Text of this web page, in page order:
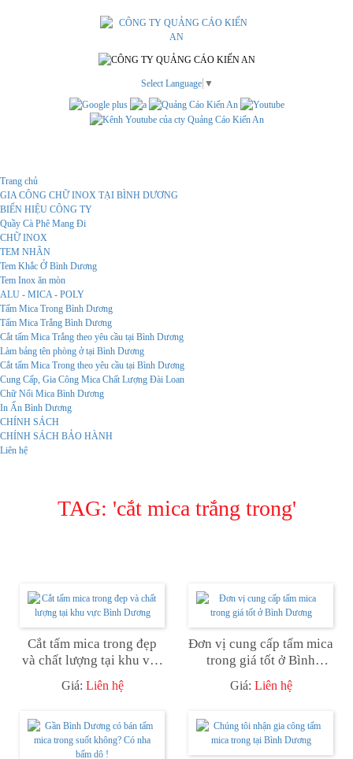
Select Language ▼
Trang chủ
GIA CÔNG CHỮ INOX TẠI BÌNH DƯƠNG
BIỂN HIỆU CÔNG TY
Quầy Cà Phê Mang Đi
CHỮ INOX
TEM NHÃN
Tem Khắc Ở Bình Dương
Tem Inox ăn mòn
ALU - MICA - POLY
Tấm Mica Trong Bình Dương
Tấm Mica Trắng Bình Dương
Cắt tấm Mica Trắng theo yêu cầu tại Bình Dương
Làm bảng tên phòng ở tại Bình Dương
Cắt tấm Mica Trong theo yêu cầu tại Bình Dương
Cung Cấp, Gia Công Mica Chất Lượng Đài Loan
Chữ Nổi Mica Bình Dương
In Ấn Bình Dương
CHÍNH SÁCH
CHÍNH SÁCH BẢO HÀNH
Liên hệ
TAG: 'cắt mica trắng trong'
Cắt tấm mica trong đẹp
và chất lượng tại khu vực
Bình Dương
Giá: Liên hệ
Đơn vị cung cấp tấm mica
trong giá tốt ở Bình
Dương
Giá: Liên hệ